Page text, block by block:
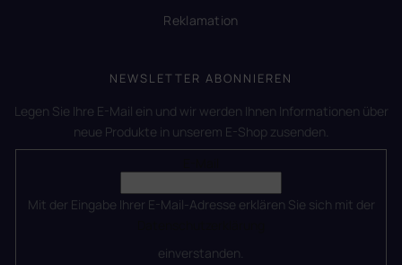
Reklamation
NEWSLETTER ABONNIEREN
Legen Sie Ihre E-Mail ein und wir werden Ihnen Informationen über
neue Produkte in unserem E-Shop zusenden.
Mit der Eingabe Ihrer E-Mail-Adresse erklären Sie sich mit der
einverstanden.